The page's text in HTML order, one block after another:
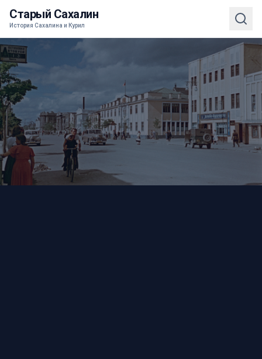
Старый Сахалин
История Сахалина и Курил